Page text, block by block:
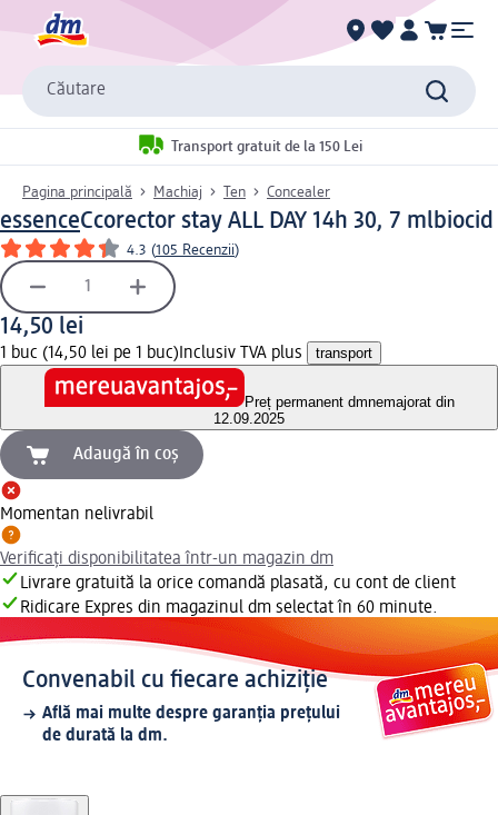
Căutare
Transport gratuit de la 150 Lei
Pagina principală Machiaj Ten Concealer
essenceCcorector stay ALL DAY 14h 30, 7 mlbiocid
4.3 (105 Recenzii)
14,50 lei
1 buc (14,50 lei pe 1 buc) Inclusiv TVA plus transport
Preț permanent dmnemajorat din
12.09.2025
Adaugă în coș
Momentan nelivrabil
Verificați disponibilitatea într-un magazin dm
Livrare gratuită la orice comandă plasată, cu cont de client
Ridicare Expres din magazinul dm selectat în 60 minute.
Convenabil cu fiecare achiziție
Află mai multe despre garanția prețului
de durată la dm.